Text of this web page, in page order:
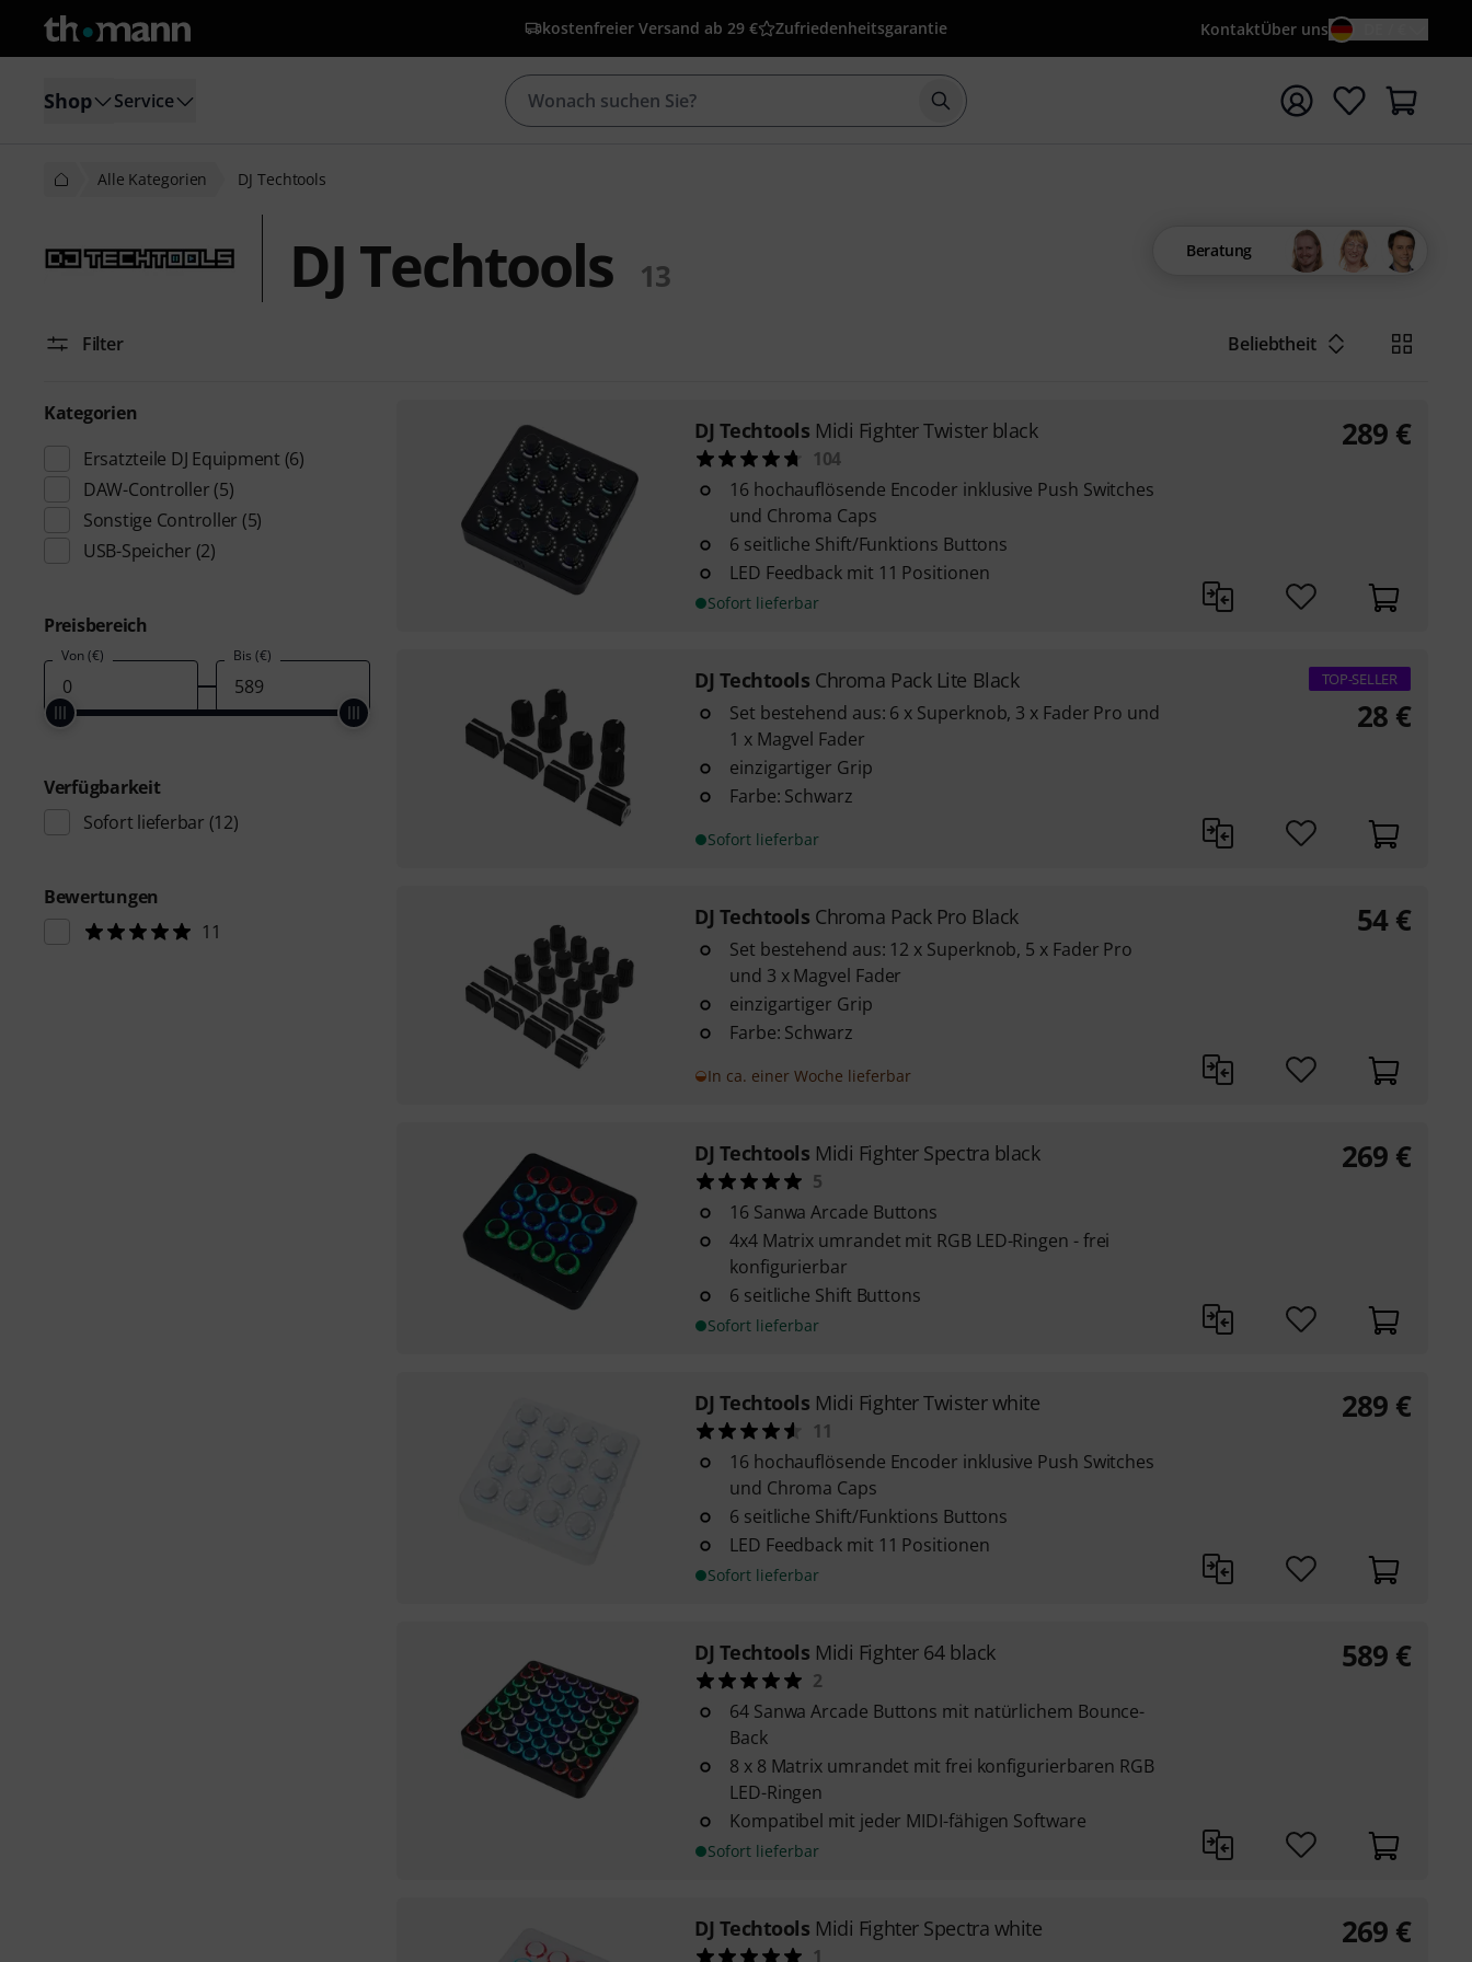
kostenfreier Versand ab 29 € Zufriedenheitsgarantie KontaktÜber uns
Shop Service Suche mit Suchwort {searchTerm} starten
Alle Kategorien DJ Techtools
DJ Techtools 13
Beratung
Filter Beliebtheit
Kategorien
Ersatzteile DJ Equipment (6)
DAW-Controller (5)
Sonstige Controller (5)
USB-Speicher (2)
Preisbereich
Von (€) Bis (€)
Verfügbarkeit
Sofort lieferbar (12)
Bewertungen
11
DJ Techtools Midi Fighter Twister black
104
16 hochauflösende Encoder inklusive Push Switches
und Chroma Caps
6 seitliche Shift/Funktions Buttons
LED Feedback mit 11 Positionen
Sofort lieferbar
289 €
DJ Techtools Chroma Pack Lite Black
Set bestehend aus: 6 x Superknob, 3 x Fader Pro und
1 x Magvel Fader
einzigartiger Grip
Farbe: Schwarz
Sofort lieferbar
TOP-SELLER
28 €
DJ Techtools Chroma Pack Pro Black
Set bestehend aus: 12 x Superknob, 5 x Fader Pro
und 3 x Magvel Fader
einzigartiger Grip
Farbe: Schwarz
In ca. einer Woche lieferbar
54 €
DJ Techtools Midi Fighter Spectra black
5
16 Sanwa Arcade Buttons
4x4 Matrix umrandet mit RGB LED-Ringen - frei
konfigurierbar
6 seitliche Shift Buttons
Sofort lieferbar
269 €
DJ Techtools Midi Fighter Twister white
11
16 hochauflösende Encoder inklusive Push Switches
und Chroma Caps
6 seitliche Shift/Funktions Buttons
LED Feedback mit 11 Positionen
Sofort lieferbar
289 €
DJ Techtools Midi Fighter 64 black
2
64 Sanwa Arcade Buttons mit natürlichem Bounce-
Back
8 x 8 Matrix umrandet mit frei konfigurierbaren RGB
LED-Ringen
Kompatibel mit jeder MIDI-fähigen Software
Sofort lieferbar
589 €
DJ Techtools Midi Fighter Spectra white
1
269 €